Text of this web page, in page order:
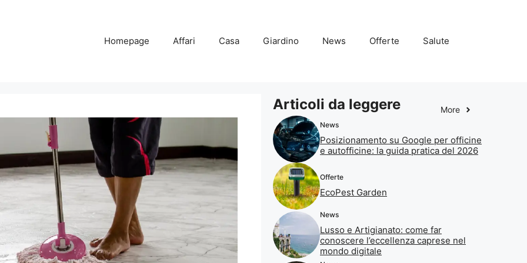
Homepage Affari Casa Giardino News Offerte Salute
Articoli da leggere More
News
Posizionamento su Google per officine
e autofficine: la guida pratica del 2026
Offerte
EcoPest Garden
News
Lusso e Artigianato: come far
conoscere l’eccellenza caprese nel
mondo digitale